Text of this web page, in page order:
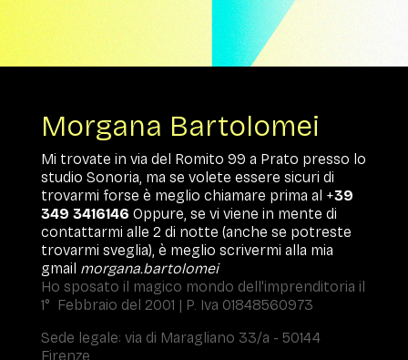
Morgana Bartolomei
Mi trovate in via del Romito 99 a Prato presso lo
studio Sonoria, ma se volete essere sicuri di
trovarmi forse è meglio chiamare prima al +39
349 3416146 Oppure, se vi viene in mente di
contattarmi alle 2 di notte (anche se potreste
trovarmi sveglia), è meglio scrivermi alla mia
gmail morgana.bartolomei
Ho sposato il magico mondo dell'imprenditoria il
1° Febbraio del 2001 | P. Iva 01848560973
Sede legale: via di Maragliano 33/a - 50144
Firenze